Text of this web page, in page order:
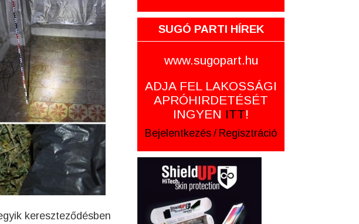
kereszteződésben
SUGÓ PARTI HÍREK
www.sugopart.hu
ADJA FEL LAKOSSÁGI
APRÓHIRDETÉSÉT
INGYEN ITT!
Bejelentkezés / Regisztráció